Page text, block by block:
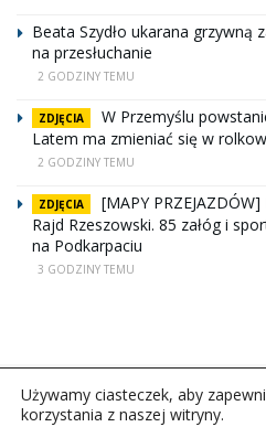
Beata Szydło ukarana grzywną
na przesłuchanie
2 GODZINY TEMU
ZDJĘCIA
W Przemyślu
Latem ma zmieniać się w
2 GODZINY TEMU
ZDJĘCIA
[MAPY
Rajd Rzeszowski. 85 załóg i
na Podkarpaciu
3 GODZINY TEMU
Używamy ciasteczek, aby
korzystania z naszej witryny.